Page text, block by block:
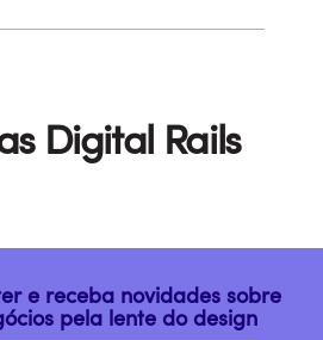
Digital Rails
e receba novidades sobre
pela lente do design